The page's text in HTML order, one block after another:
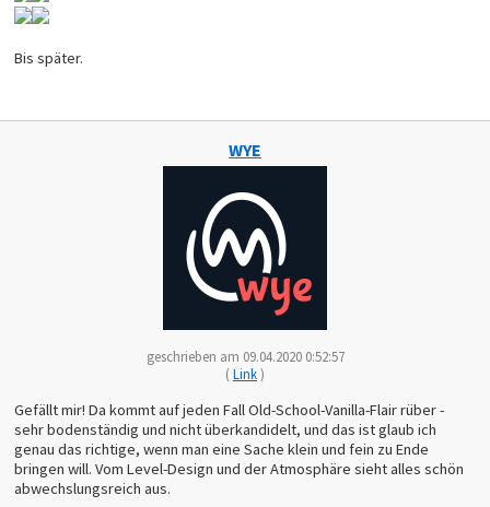
Bis später.
WYE
geschrieben am 09.04.2020 0:52:57
(Link)
Gefällt mir! Da kommt auf jeden Fall Old-School-Vanilla-Flair rüber -
sehr bodenständig und nicht überkandidelt, und das ist glaub ich
genau das richtige, wenn man eine Sache klein und fein zu Ende
bringen will. Vom Level-Design und der Atmosphäre sieht alles schön
abwechslungsreich aus.